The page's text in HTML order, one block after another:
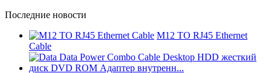
Последние новости
M12 TO RJ45 Ethernet
Cable